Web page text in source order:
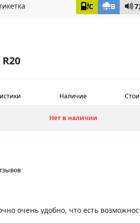
C B
Наличие
Нет в наличии
очень удобно, что есть